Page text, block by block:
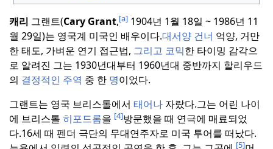
캐리 그랜트(Cary Grant,[a] 1904년 1월 18일 ~ 1986년 11
월 29일)는 영국계 미국인 배우이다.대서양 건너 억양, 거만
한 태도, 가벼운 연기 접근법, 그리고 코믹한 타이밍 감각으
로 알려진 그는 1930년대부터 1960년대 중반까지 할리우드
의 결정적인 주역 중 한 명이었다.
그랜트는 영국 브리스톨에서 태어나 자랐다.그는 어린 나이
에 브리스톨 히포드롬을 [4]방문했을 때 연극에 매료되었
다.16세 때 펜더 극단의 무대연주자로 미국 투어를 떠났다.
[5]